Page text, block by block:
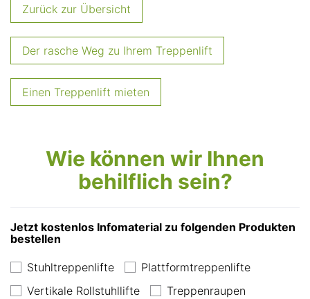
Zurück zur Übersicht
Der rasche Weg zu Ihrem Treppenlift
Einen Treppenlift mieten
Wie können wir Ihnen
behilflich sein?
Jetzt kostenlos Infomaterial zu folgenden Produkten
bestellen
Stuhltreppenlifte
Plattformtreppenlifte
Vertikale Rollstuhllifte
Treppenraupen